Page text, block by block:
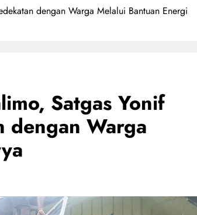
dengan Warga Melalui Bantuan Energi
Satgas Yonif
dengan Warga